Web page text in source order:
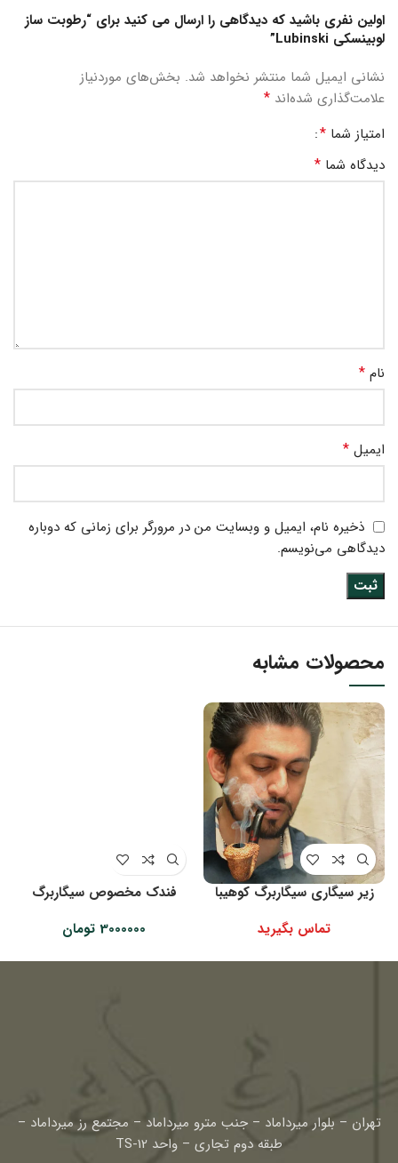
اولین نفری باشید که دیدگاهی را ارسال می کنید برای “رطوبت ساز
لوبینسکی Lubinski”
نشانی ایمیل شما منتشر نخواهد شد. بخش‌های موردنیاز
علامت‌گذاری شده‌اند *
امتیاز شما *
دیدگاه شما *
نام *
ایمیل *
ذخیره نام، ایمیل و وبسایت من در مرورگر برای زمانی که دوباره
دیدگاهی می‌نویسم.
محصولات مشابه
زیر سیگاری سیگاربرگ کوهیبا
تماس بگیرید
فندک مخصوص سیگاربرگ
3000000 تومان
تهران – بلوار میرداماد – جنب مترو میرداماد – مجتمع رز میرداماد –
طبقه دوم تجاری – واحد TS-12